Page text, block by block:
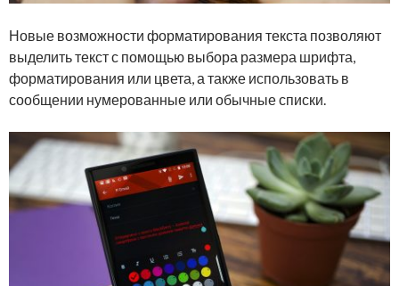
Новые возможности форматирования текста позволяют
выделить текст с помощью выбора размера шрифта,
форматирования или цвета, а также использовать в
сообщении нумерованные или обычные списки.